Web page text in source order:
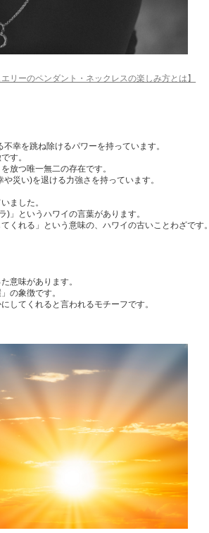
リーのペンダント・ネックレスの楽しみ方とは】
幸を跳ね除けるパワーを持っています。
す。
放つ唯一無二の存在です。
災い)を退ける力強さを持っています。
ました。
)」というハワイの言葉があります。
くれる」という意味の、ハワイの古いことわざです。
意味があります。
の象徴です。
してくれると言われるモチーフです。